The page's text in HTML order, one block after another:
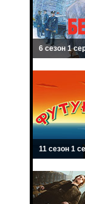
6 сезон 1
11 сезон 1